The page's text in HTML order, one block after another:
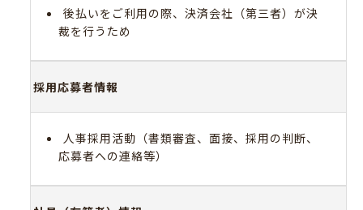
後払いをご利用の際、決済会社（第三者）が決
裁を行うため
採用応募者情報
人事採用活動（書類審査、面接、採用の判断、
応募者への連絡等）